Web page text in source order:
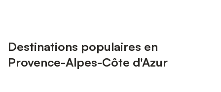
Destinations populaires en
Provence-Alpes-Côte d'Azur